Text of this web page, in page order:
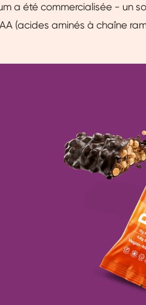
a été commercialisée - un
(acides aminés à chaîne